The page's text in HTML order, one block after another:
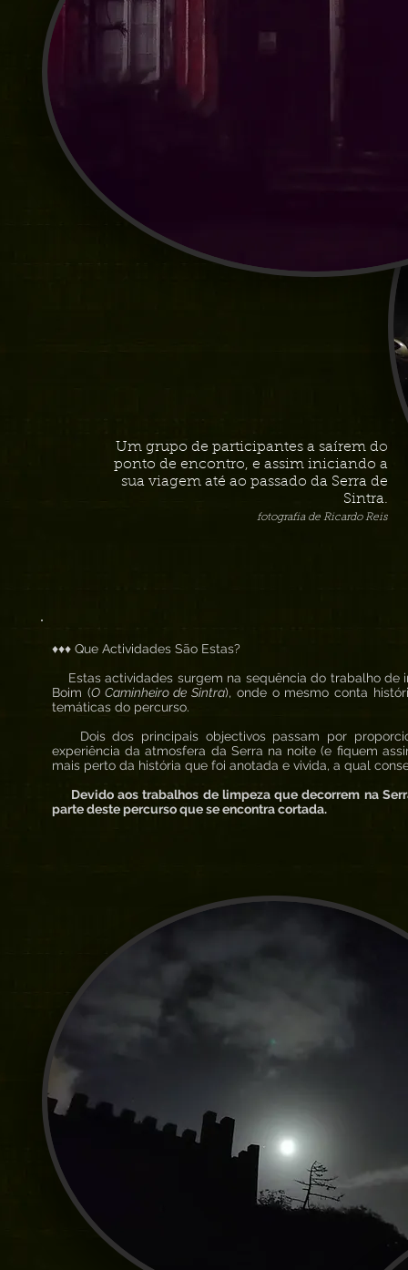
Um grupo de participantes a saírem do
ponto de encontro, e assim iniciando a
sua viagem até ao passado da Serra de
Sintra.
fotografia de Ricardo Reis
♦♦♦ Que Actividades São Estas?
Estas actividades surgem na sequência do trabalho de
Boim (O Caminheiro de Sintra), onde o mesmo conta
temáticas do percurso.
Dois dos principais objectivos passam por
experiência da atmosfera da Serra na noite (e fiquem
mais perto da história que foi anotada e vivida, a qual
Devido aos trabalhos de limpeza que decorrem na
parte deste percurso que se encontra cortada.